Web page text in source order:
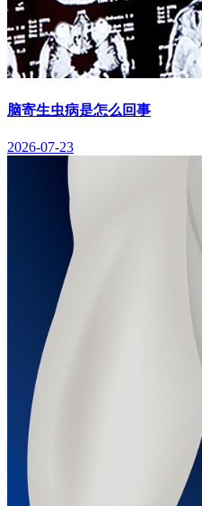
脑寄生虫病是怎么回事
2026-07-23